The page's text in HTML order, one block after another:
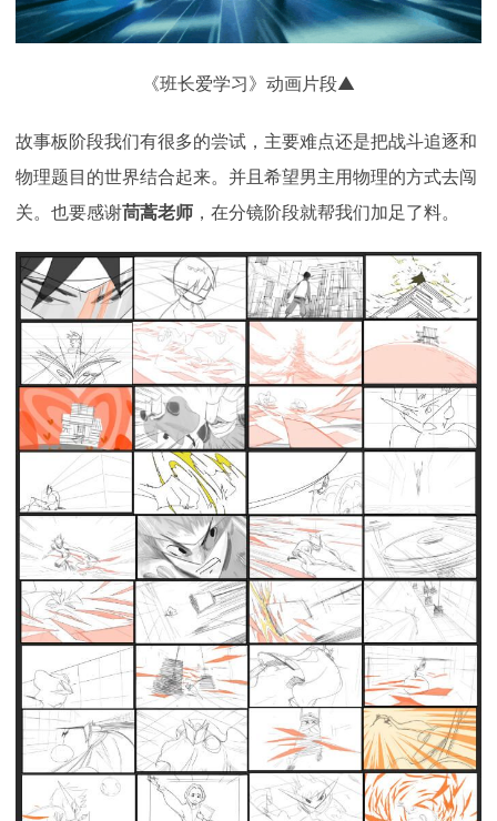
《班长爱学习》动画片段▲
故事板阶段我们有很多的尝试，主要难点还是把战斗追逐和
物理题目的世界结合起来。并且希望男主用物理的方式去闯
关。也要感谢茼蒿老师 ，在分镜阶段就帮我们加足了料。